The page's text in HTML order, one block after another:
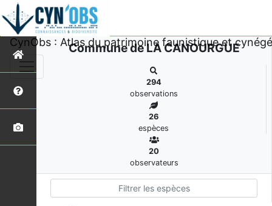
CynObs : Atlas du patrimoine faunistique et
Commune de LA CANOURGUE
294
observations
26
espèces
20
observateurs